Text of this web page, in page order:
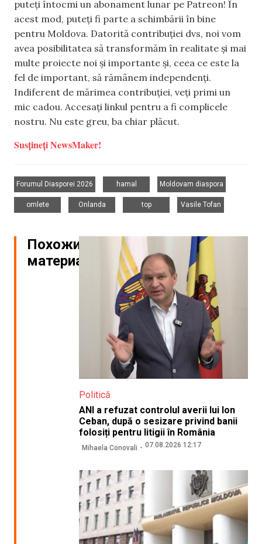
puteți întocmi un abonament lunar pe Patreon! În
acest mod, puteți fi parte a schimbării în bine
pentru Moldova. Datorită contribuției dvs, noi vom
avea posibilitatea să transformăm în realitate și mai
multe proiecte noi și importante și, ceea ce este la
fel de important, să rămânem independenți.
Indiferent de mărimea contribuției, veți primi un
mic cadou. Accesați linkul pentru a fi complicele
nostru. Nu este greu, ba chiar plăcut.
Susțineți NewsMaker!
Forumul Diasporei 2026
hamal
Moldovam diaspora
omlete
Onlanda
top
Vasile Tofan
Похожие
материалы
Politică
ANI a refuzat controlul averii lui Ion
Ceban, după o sesizare privind banii
folosiți pentru litigii în România
Mihaela Conovali 07.08.2026 12:17